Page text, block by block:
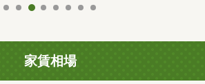
家賃相場